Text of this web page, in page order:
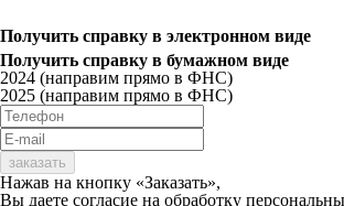
Получить справку в электронном виде
Получить справку в бумажном виде
2024 (направим прямо в ФНС)
2025 (направим прямо в ФНС)
заказать
Нажав на кнопку «Заказать»,
Вы даете согласие на обработку